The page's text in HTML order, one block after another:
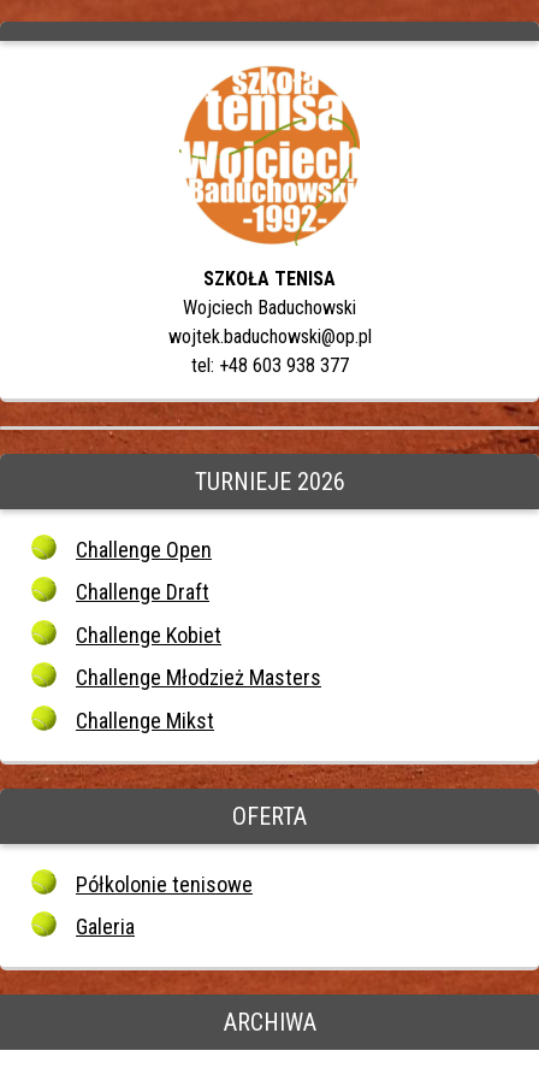
SZKOŁA TENISA
Wojciech Baduchowski
wojtek.baduchowski@op.pl
tel: +48 603 938 377
TURNIEJE 2026
Challenge Open
Challenge Draft
Challenge Kobiet
Challenge Młodzież Masters
Challenge Mikst
OFERTA
Półkolonie tenisowe
Galeria
ARCHIWA